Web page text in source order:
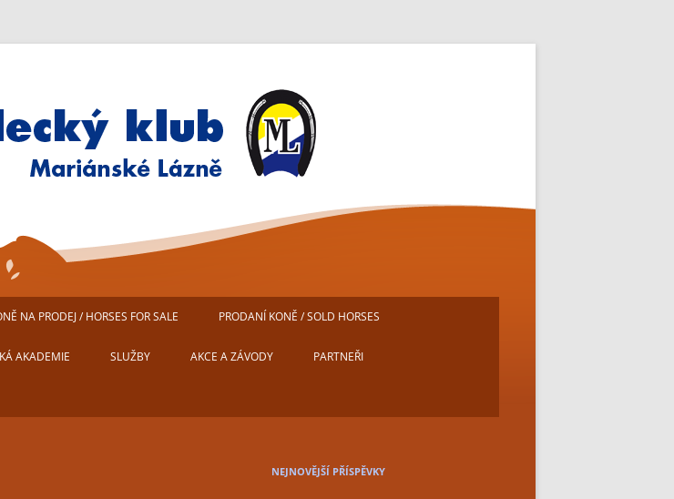
klub Mariánské Lázně
NA PRODEJ / HORSES FOR SALE PRODANÍ KONĚ / SOLD HORSES
AKADEMIE SLUŽBY AKCE A ZÁVODY PARTNEŘI
NEJNOVĚJŠÍ PŘÍSPĚVKY